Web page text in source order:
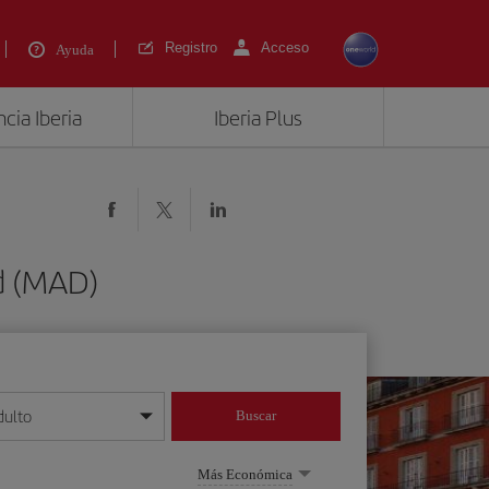
Ayuda Registro Acceso
Iberia Iberia Plus
(MAD)
mes/año
Buscar
Más Económica